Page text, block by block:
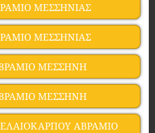
ΜΕΣΣΗΝΙΑΣ
ΜΕΣΣΗΝΙΑΣ
ΜΕΣΣΗΝΗ
ΜΕΣΣΗΝΗ
ΑΒΡΑΜΙΟ